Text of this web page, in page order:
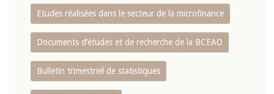
Etudes réalisées dans le secteur de la microfinance
Documents d’études et de recherche de la BCEAO
Bulletin trimestriel de statistiques